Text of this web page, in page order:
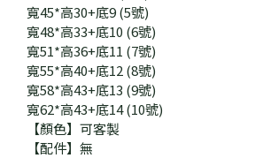
寬45*高30+底9 (5號)
寬48*高33+底10 (6號)
寬51*高36+底11 (7號)
寬55*高40+底12 (8號)
寬58*高43+底13 (9號)
寬62*高43+底14 (10號)
【顏色】可客製
【配件】無